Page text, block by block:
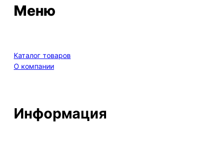
Меню
Каталог товаров
О компании
Информация